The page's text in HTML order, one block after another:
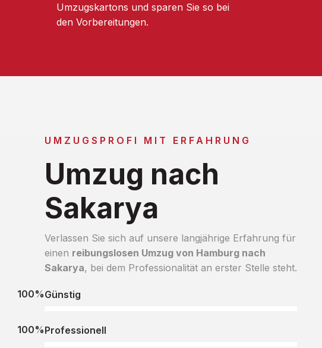
Umzugskartons und sparen Sie so bei
den Vorbereitungen.
UMZUGSPROFI MIT ERFAHRUNG
Umzug nach
Sakarya
Verlassen Sie sich auf unsere langjährige Erfahrung für
einen reibungslosen Umzug von Hamburg nach
Sakarya, bei dem Professionalität an erster Stelle steht.
Günstig
100%
Professionell
100%